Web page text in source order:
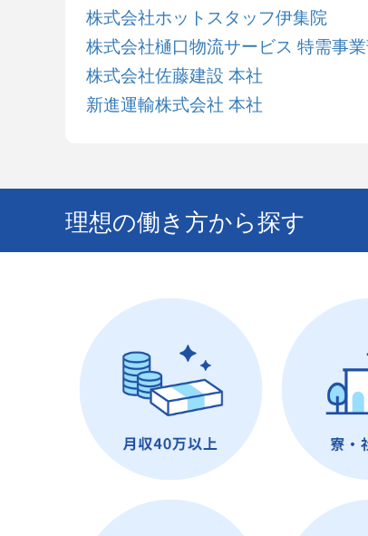
株式会社ホットスタッフ伊集院
株式会社佐藤建設 本社
新進運輸株式会社 本社
理想の働き方から探す